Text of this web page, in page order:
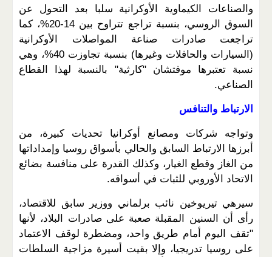
والصناعات الكيماوية الأوكرانية سلبا بعد التحول عن
السوق الروسي، بنسبة تراجع تتراوح بين 14-20%، كما
تراجعت صادرات صناعة المواصلات الأوكرانية
(السيارات والحافلات وغيرها) بنسبة تجاوزت 40%، وهي
نسبة تعتبرها موفتشان "كارثية" بالنسبة لهذا القطاع
الصناعي.
الارتباط والتنافس
وتواجه شركات ومصانع أوكرانيا تحديات كبيرة، من
أبرزها الارتباط السابق والحالي بأسواق روسيا وإمداداتها
من الغاز وقطع الغيار، وكذلك القدرة على منافسة بضائع
الاتحاد الأوروبي للثبات في أسواقه.
سيرهي تيريوخين نائب برلماني ووزير سابق للاقتصاد،
رأى أن السنين المقبلة صعبة على صادرات البلاد، لأنها
"تقف اليوم أمام طريق واحد، ومضطرة لوقف الاعتماد
على روسيا تدريجيا، وإلا بقيت أسيرة مزاجية السلطات